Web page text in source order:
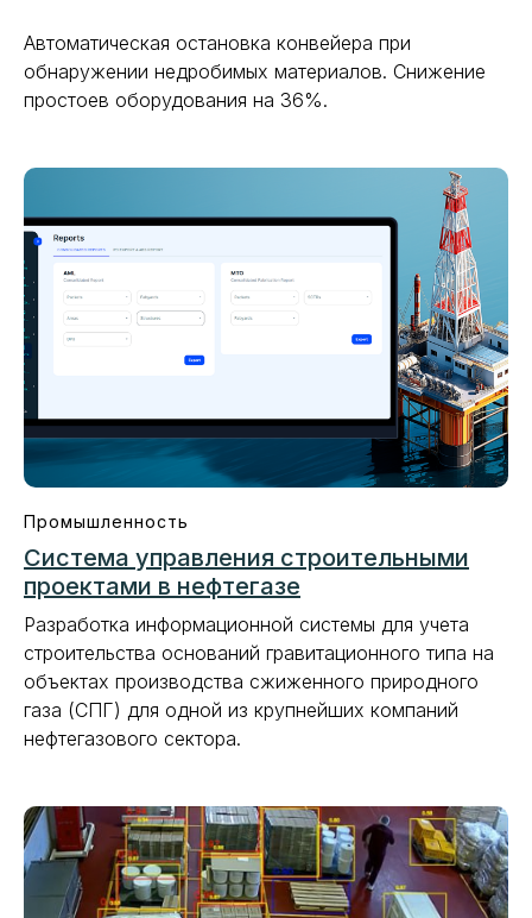
Автоматическая остановка конвейера при
обнаружении недробимых материалов. Снижение
простоев оборудования на 36%.
Промышленность
Система управления строительными
проектами в нефтегазе
Разработка информационной системы для учета
строительства оснований гравитационного типа на
объектах производства сжиженного природного
газа (СПГ) для одной из крупнейших компаний
нефтегазового сектора.